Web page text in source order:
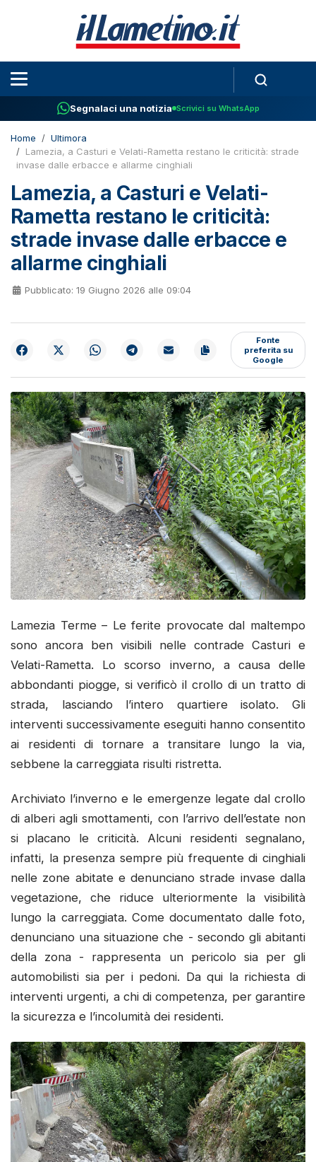
Segnalaci una notizia Scrivici su WhatsApp
Home
Ultimora
Lamezia, a Casturi e Velati-Rametta restano le criticità: strade
invase dalle erbacce e allarme cinghiali
Lamezia, a Casturi e Velati-
Rametta restano le criticità:
strade invase dalle erbacce e
allarme cinghiali
Pubblicato: 19 Giugno 2026 alle 09:04
Fonte
preferita su
Google
Lamezia Terme – Le ferite provocate dal maltempo
sono ancora ben visibili nelle contrade Casturi e
Velati-Rametta. Lo scorso inverno, a causa delle
abbondanti piogge, si verificò il crollo di un tratto di
strada, lasciando l’intero quartiere isolato. Gli
interventi successivamente eseguiti hanno consentito
ai residenti di tornare a transitare lungo la via,
sebbene la carreggiata risulti ristretta.
Archiviato l’inverno e le emergenze legate dal crollo
di alberi agli smottamenti, con l’arrivo dell’estate non
si placano le criticità. Alcuni residenti segnalano,
infatti, la presenza sempre più frequente di cinghiali
nelle zone abitate e denunciano strade invase dalla
vegetazione, che riduce ulteriormente la visibilità
lungo la carreggiata. Come documentato dalle foto,
denunciano una situazione che - secondo gli abitanti
della zona - rappresenta un pericolo sia per gli
automobilisti sia per i pedoni. Da qui la richiesta di
interventi urgenti, a chi di competenza, per garantire
la sicurezza e l’incolumità dei residenti.